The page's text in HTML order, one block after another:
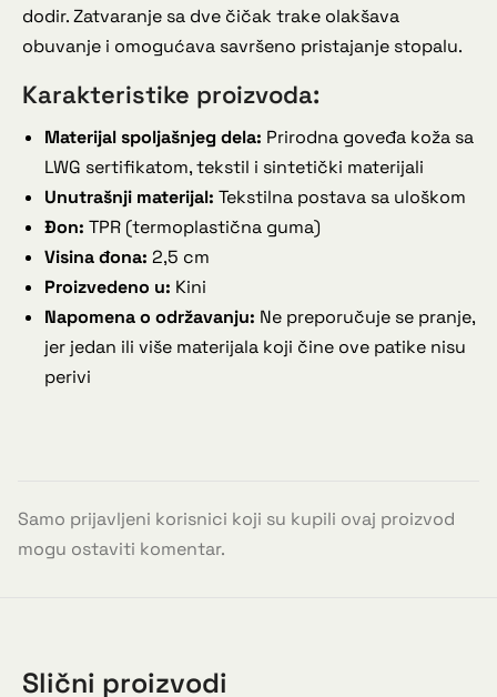
dodir. Zatvaranje sa dve čičak trake olakšava
obuvanje i omogućava savršeno pristajanje stopalu.
Karakteristike proizvoda:
Materijal spoljašnjeg dela: Prirodna goveđa koža sa
LWG sertifikatom, tekstil i sintetički materijali
Unutrašnji materijal: Tekstilna postava sa uloškom
Đon: TPR (termoplastična guma)
Visina đona: 2,5 cm
Proizvedeno u: Kini
Napomena o održavanju: Ne preporučuje se pranje,
jer jedan ili više materijala koji čine ove patike nisu
perivi
Samo prijavljeni korisnici koji su kupili ovaj proizvod
mogu ostaviti komentar.
Slični proizvodi